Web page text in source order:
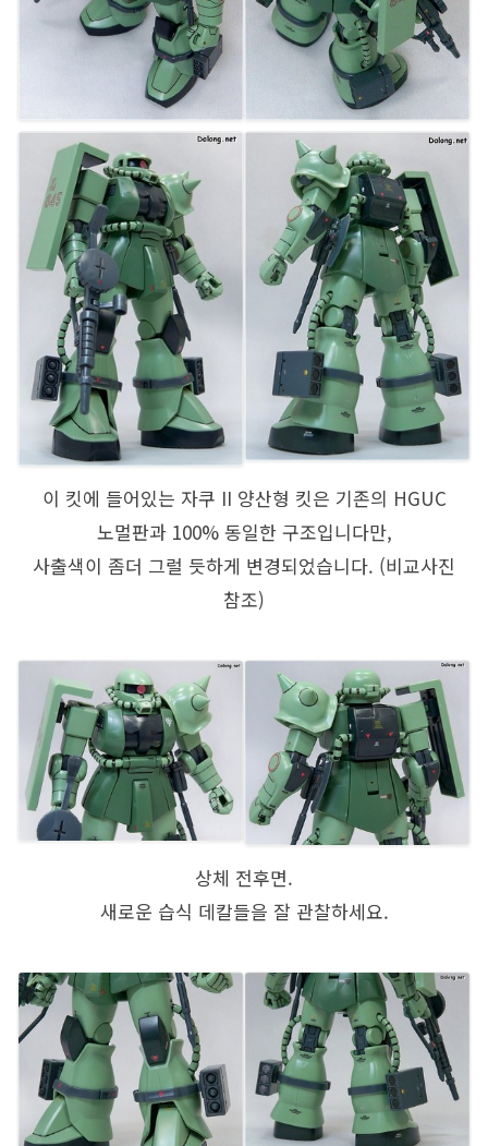
이 킷에 들어있는 자쿠 II 양산형 킷은 기존의 HGUC
노멀판과 100% 동일한 구조입니다만,
사출색이 좀더 그럴 듯하게 변경되었습니다. (비교사진
참조)
상체 전후면.
새로운 습식 데칼들을 잘 관찰하세요.